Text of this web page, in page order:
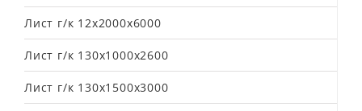
Лист г/к 12х2000х6000
Лист г/к 130х1000х2600
Лист г/к 130х1500х3000